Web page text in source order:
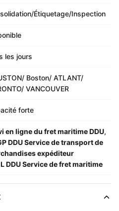
Étiquetage/Inspection
les jours
Boston/ ATLANT/
VANCOUVER
forte
en ligne du fret maritime DDU,
DDU Service de transport de
expéditeur
DDU Service de fret maritime